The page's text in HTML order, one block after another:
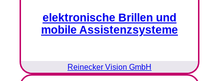
elektronische Brillen und
mobile Assistenzsysteme
Reinecker Vision GmbH